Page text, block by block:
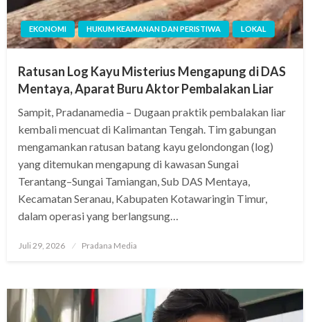
EKONOMI HUKUM KEAMANAN DAN PERISTIWA LOKAL
Ratusan Log Kayu Misterius Mengapung di DAS
Mentaya, Aparat Buru Aktor Pembalakan Liar
Sampit, Pradanamedia – Dugaan praktik pembalakan liar
kembali mencuat di Kalimantan Tengah. Tim gabungan
mengamankan ratusan batang kayu gelondongan (log)
yang ditemukan mengapung di kawasan Sungai
Terantang–Sungai Tamiangan, Sub DAS Mentaya,
Kecamatan Seranau, Kabupaten Kotawaringin Timur,
dalam operasi yang berlangsung…
Juli 29, 2026 Pradana Media